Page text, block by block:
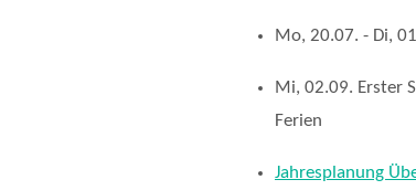
Mo, 20.07. - Di,
Mi, 02.09. Erster
Ferien
Jahresplanung